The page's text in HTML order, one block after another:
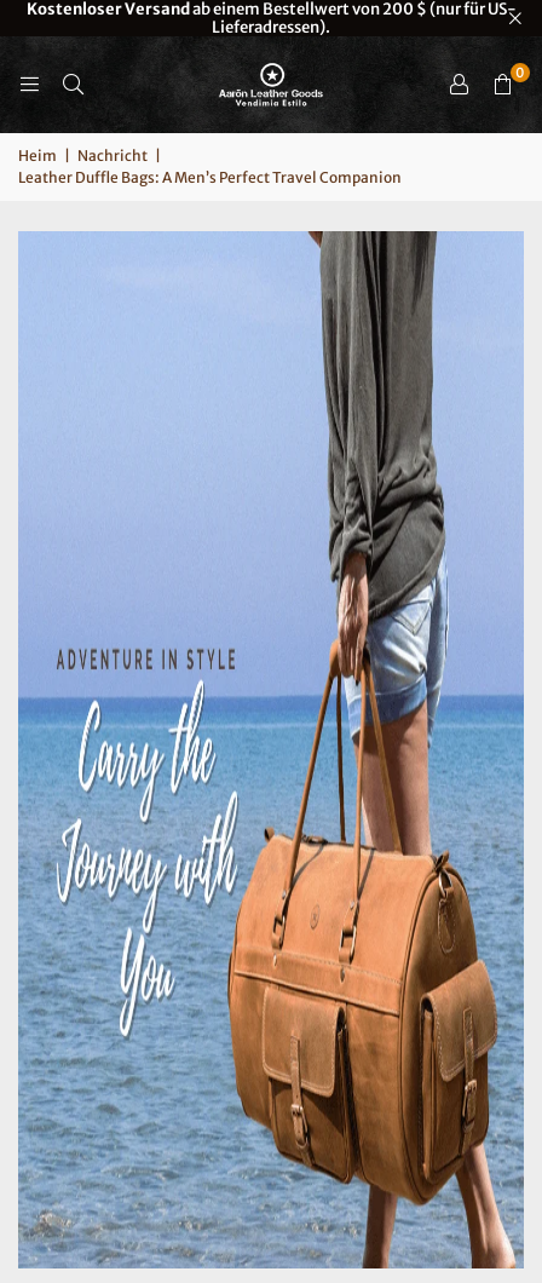
Kostenloser Versandab einem Bestellwert von 200 $ (nur für US-
Lieferadressen).
0
Heim Nachricht
Leather Duffle Bags: A Men’s Perfect Travel Companion
Leder